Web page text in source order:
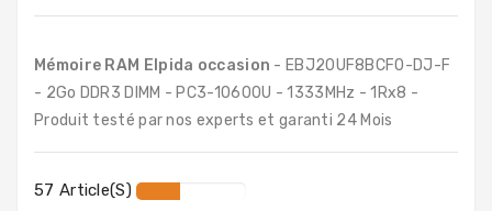
Composants
Composants
PC
Destockage
Mémoire RAM Elpida occasion - EBJ20UF8BCF0-DJ-F
- 2Go DDR3 DIMM - PC3-10600U - 1333MHz - 1Rx8 -
Produit testé par nos experts et garanti 24 Mois
57 Article(s)